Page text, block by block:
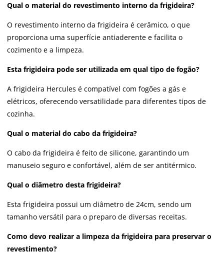
Qual o material do revestimento interno da frigideira?
O revestimento interno da frigideira é cerâmico, o que
proporciona uma superfície antiaderente e facilita o
cozimento e a limpeza.
Esta frigideira pode ser utilizada em qual tipo de fogão?
A frigideira Hercules é compatível com fogões a gás e
elétricos, oferecendo versatilidade para diferentes tipos de
cozinha.
Qual o material do cabo da frigideira?
O cabo da frigideira é feito de silicone, garantindo um
manuseio seguro e confortável, além de ser antitérmico.
Qual o diâmetro desta frigideira?
Esta frigideira possui um diâmetro de 24cm, sendo um
tamanho versátil para o preparo de diversas receitas.
Como devo realizar a limpeza da frigideira para preservar o
revestimento?